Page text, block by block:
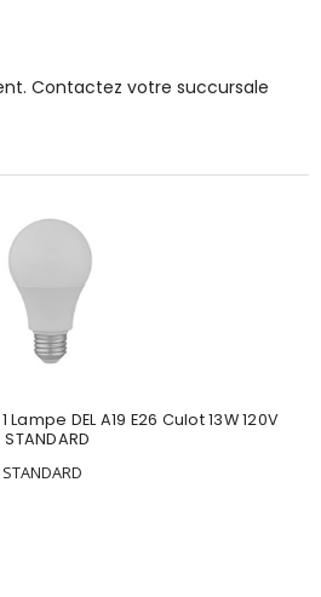
Contactez votre succursale
Lampe DEL A19 E26 Culot 13W 120V